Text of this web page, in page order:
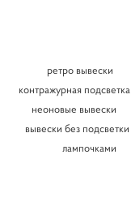
ретро вывески
контражурная подсветка
неоновые вывески
вывески без подсветки
лампочками